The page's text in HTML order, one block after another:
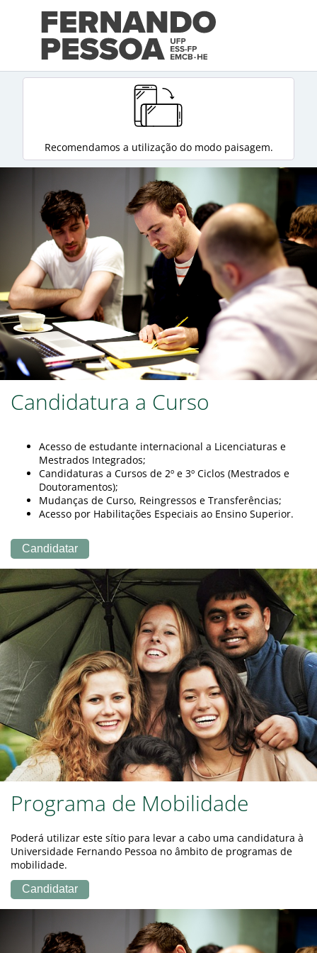
Recomendamos a utilização do modo paisagem.
Candidatura a Curso
Acesso de estudante internacional a Licenciaturas e
Mestrados Integrados;
Candidaturas a Cursos de 2º e 3º Ciclos (Mestrados e
Doutoramentos);
Mudanças de Curso, Reingressos e Transferências;
Acesso por Habilitações Especiais ao Ensino Superior.
Programa de Mobilidade
Poderá utilizar este sítio para levar a cabo uma candidatura à
Universidade Fernando Pessoa no âmbito de programas de
mobilidade.